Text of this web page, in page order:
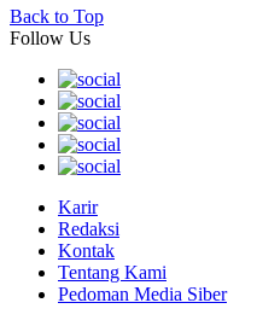
Back to Top
Follow Us
Karir
Redaksi
Kontak
Tentang Kami
Pedoman Media Siber